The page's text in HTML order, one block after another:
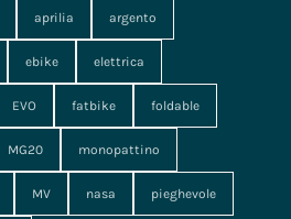
aprilia argento
ebike elettrica
EVO fatbike foldable
MG20 monopattino
MV nasa pieghevole